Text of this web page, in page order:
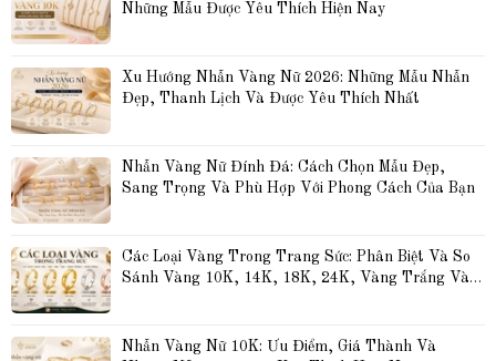
Những Mẫu Được Yêu Thích Hiện Nay
Xu Hướng Nhẫn Vàng Nữ 2026: Những Mẫu Nhẫn
Đẹp, Thanh Lịch Và Được Yêu Thích Nhất
Nhẫn Vàng Nữ Đính Đá: Cách Chọn Mẫu Đẹp,
Sang Trọng Và Phù Hợp Với Phong Cách Của Bạn
Các Loại Vàng Trong Trang Sức: Phân Biệt Và So
Sánh Vàng 10K, 14K, 18K, 24K, Vàng Trắng Và
Nhẫn Vàng Nữ 10K: Ưu Điểm, Giá Thành Và